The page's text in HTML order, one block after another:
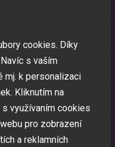
cookies. Díky
s vaším
mj. k personalizaci
Kliknutím na
s využívaním cookies
pro zobrazení
a reklamních